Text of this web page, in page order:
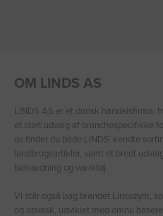
OM LINDS AS
LINDS AS er et dansk handelsfirma,
et stort udvalg af branchespecifikke
os finder du både LINDS′ kendte
landbrugsartikler, samt et bredt
beklædning og værktøj.
Vi står også bag brandet Lincozym,
og opvask, udviklet med omhu